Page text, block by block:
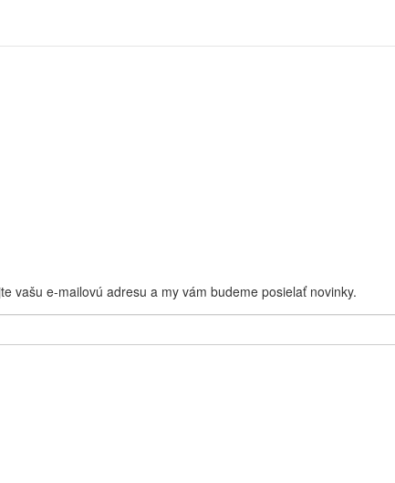
vašu e-mailovú adresu a my vám budeme posielať novinky.